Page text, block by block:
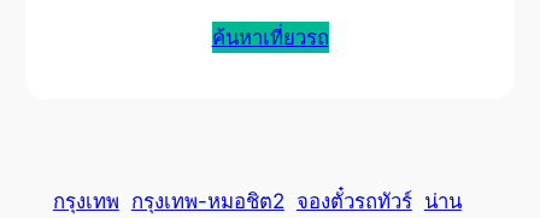
ค้นหาเที่ยวรถ
กรุงเทพ กรุงเทพ-หมอชิต2 จองตั๋วรถทัวร์ น่าน